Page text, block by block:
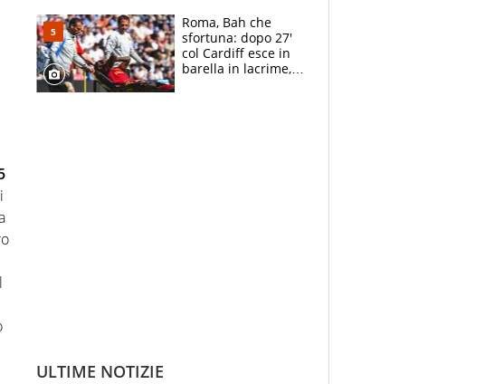
Roma, Bah che
sfortuna: dopo 27'
col Cardiff esce in
barella in lacrime,
ULTIME NOTIZIE